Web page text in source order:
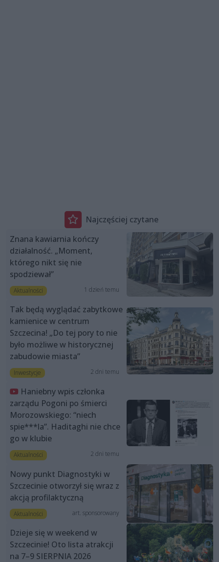
Najczęściej czytane
Znana kawiarnia kończy
działalność. „Moment,
którego nikt się nie
spodziewał”
Aktualności 1 dzień temu
Tak będą wyglądać zabytkowe
kamienice w centrum
Szczecina! „Do tej pory to nie
było możliwe w historycznej
zabudowie miasta”
Inwestycje 2 dni temu
Haniebny wpis członka
zarządu Pogoni po śmierci
Morozowskiego: “niech
spie***la”. Haditaghi nie chce
go w klubie
Aktualności 2 dni temu
Nowy punkt Diagnostyki w
Szczecinie otworzył się wraz z
akcją profilaktyczną
Aktualności art. sponsorowany
Dzieje się w weekend w
Szczecinie! Oto lista atrakcji
na 7–9 SIERPNIA 2026